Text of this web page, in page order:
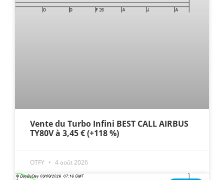
Vente du Turbo Infini BEST CALL AIRBUS
TY80V à 3,45 € (+118 %)
OTFY 4 août 2026